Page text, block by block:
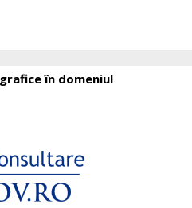
în domeniul